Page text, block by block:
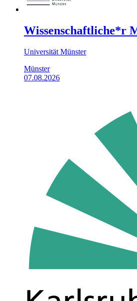
Wissenschaftliche*r
Universität Münster
Münster
07.08.2026